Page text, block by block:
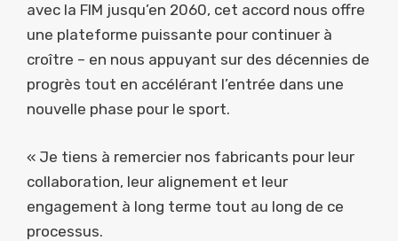
avec la FIM jusqu’en 2060, cet accord nous offre
une plateforme puissante pour continuer à
croître – en nous appuyant sur des décennies de
progrès tout en accélérant l’entrée dans une
nouvelle phase pour le sport.
« Je tiens à remercier nos fabricants pour leur
collaboration, leur alignement et leur
engagement à long terme tout au long de ce
processus.